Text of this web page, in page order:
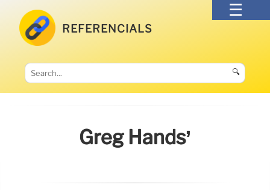
REFERENCIALS
🔍
Greg Hands’